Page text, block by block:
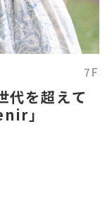
7F
代を超えて
」